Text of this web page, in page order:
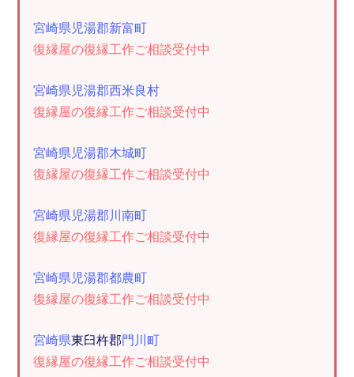
宮崎県児湯郡新富町
復縁屋の復縁工作ご相談受付中
宮崎県児湯郡西米良村
復縁屋の復縁工作ご相談受付中
宮崎県児湯郡木城町
復縁屋の復縁工作ご相談受付中
宮崎県児湯郡川南町
復縁屋の復縁工作ご相談受付中
宮崎県児湯郡都農町
復縁屋の復縁工作ご相談受付中
宮崎県東臼杵郡門川町
復縁屋の復縁工作ご相談受付中